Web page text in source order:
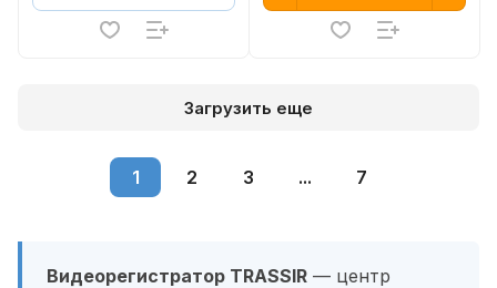
Загрузить еще
1 2 3 ... 7
Видеорегистратор TRASSIR — центр